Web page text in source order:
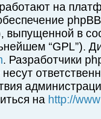
на
выпущенной в
“GPL”).
. Разработчики
несут
на http://